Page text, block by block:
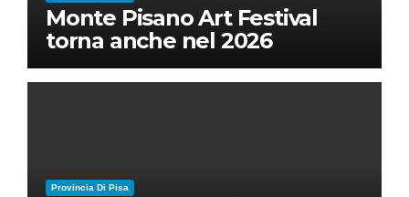
Monte Pisano Art Festival
torna anche nel 2026
Provincia Di Pisa